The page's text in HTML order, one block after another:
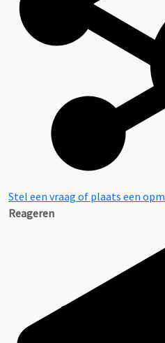
Stel een vraag of plaats een
Reageren